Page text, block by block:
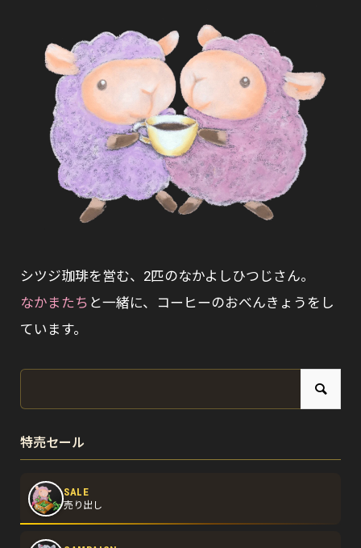
シツジ珈琲を営む、2匹のなかよしひつじさん。
なかまたち と一緒に、コーヒーのおべんきょうをし
ています。
特売セール
SALE
売り出し